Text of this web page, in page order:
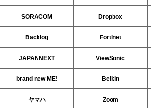
SORACOM Dropbox
Backlog Fortinet
JAPANNEXT ViewSonic
brand new ME! Belkin
ヤマハ Zoom